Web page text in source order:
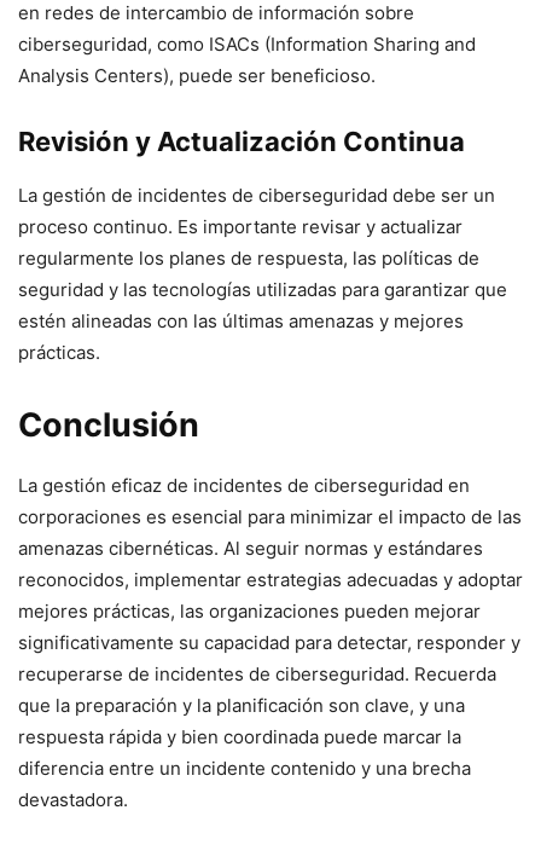
en redes de intercambio de información sobre
ciberseguridad, como ISACs (Information Sharing and
Analysis Centers), puede ser beneficioso.
Revisión y Actualización Continua
La gestión de incidentes de ciberseguridad debe ser un
proceso continuo. Es importante revisar y actualizar
regularmente los planes de respuesta, las políticas de
seguridad y las tecnologías utilizadas para garantizar que
estén alineadas con las últimas amenazas y mejores
prácticas.
Conclusión
La gestión eficaz de incidentes de ciberseguridad en
corporaciones es esencial para minimizar el impacto de las
amenazas cibernéticas. Al seguir normas y estándares
reconocidos, implementar estrategias adecuadas y adoptar
mejores prácticas, las organizaciones pueden mejorar
significativamente su capacidad para detectar, responder y
recuperarse de incidentes de ciberseguridad. Recuerda
que la preparación y la planificación son clave, y una
respuesta rápida y bien coordinada puede marcar la
diferencia entre un incidente contenido y una brecha
devastadora.